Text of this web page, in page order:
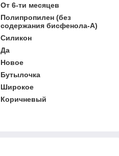
От 6-ти месяцев
Полипропилен (без
содержания бисфенола-А)
Силикон
Да
Новое
Бутылочка
Широкое
Коричневый